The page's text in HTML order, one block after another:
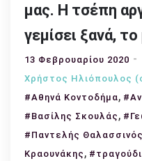
μας. Η τσέπη
γεμίσει ξανά,
13 Φεβρουαρίου 2020
Χρήστος Ηλιόπουλος
#Αθηνά Κοντοδήμα,
#Βασίλης Σκουλάς ,
#Παντελής Θαλασσινός
Κραουνάκης , #τραγούδι